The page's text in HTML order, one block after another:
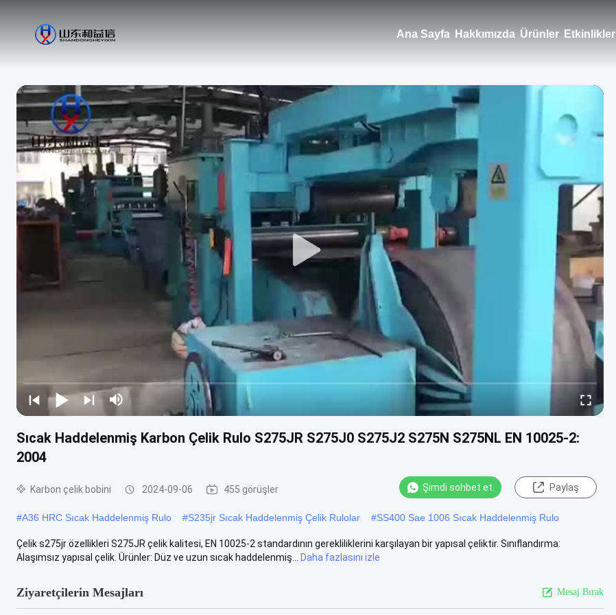
Ana Sayfa Hakkımızda Ürünler Etkinlikler
Sıcak Haddelenmiş Karbon Çelik Rulo S275JR S275J0 S275J2 S275N S275NL EN 10025-2:
2004
Karbon çelik bobini 2024-09-06 455 görüşler Şimdi sohbet et. Paylaş
#A36 HRC Sıcak Haddelenmiş Rulo #S235jr Sıcak Haddelenmiş Çelik Rulolar #SS400 Sae 1006 Sıcak Haddelenmiş Rulo
Çelik s275jr özellikleri S275JR çelik kalitesi, EN 10025-2 standardının gerekliliklerini karşılayan bir yapısal çeliktir. Sınıflandırma:
Alaşımsız yapısal çelik. Ürünler: Düz ve uzun sıcak haddelenmiş...
Daha fazlasını izle
Ziyaretçilerin Mesajları Mesaj Bırak